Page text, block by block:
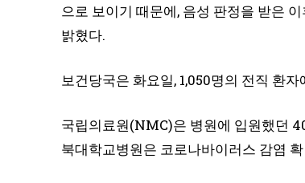
으로 보이기 때문에, 음성 판정을 받은
밝혔다.
보건당국은 화요일, 1,050명의 전직 환
국립의료원(NMC)은 병원에 입원했던
북대학교병원은 코로나바이러스 감염